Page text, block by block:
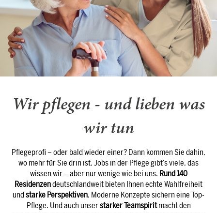
Wir pflegen - und lieben was
wir tun
Pflegeprofi – oder bald wieder einer? Dann kommen Sie dahin,
wo mehr für Sie drin ist. Jobs in der Pflege gibt’s viele, das
wissen wir – aber nur wenige wie bei uns. Rund 140
Residenzendeutschlandweit bieten Ihnen echte Wahlfreiheit
undstarke Perspektiven. Moderne Konzepte sichern eine Top-
Pflege. Und auch unserstarker Teamspiritmacht den